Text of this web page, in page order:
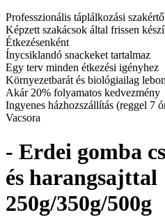
Professzionális táplálkozási
Képzett szakácsok által frissen
Étkezésenként
Ínycsiklandó snackeket tartalmaz
Egy terv minden étkezési igényhez
Környezetbarát és biológiailag
Akár 20% folyamatos kedvezmény
Ingyenes házhozszállítás (reggel 7
Vacsora
- Erdei gomba
és harangsajttal
250g/350g/500g